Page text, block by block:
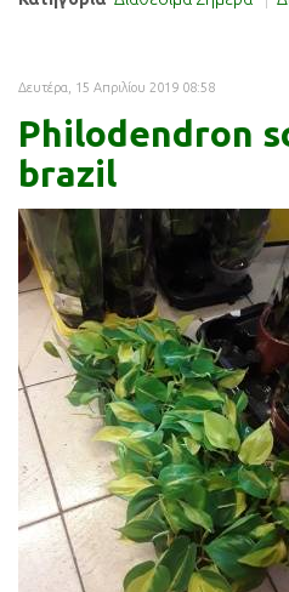
Δευτέρα, 15 Απριλίου 2019 08:58
Philodendron
brazil